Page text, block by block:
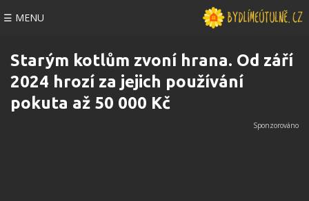
☰ MENU
Starým kotlům zvoní hrana. Od září
2024 hrozí za jejich používání
pokuta až 50 000 Kč